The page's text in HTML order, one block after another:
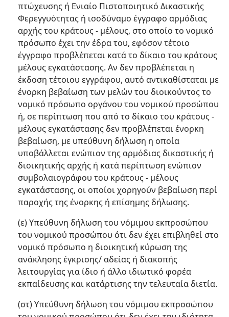
πτώχευσης ή Ενιαίο Πιστοποιητικό Δικαστικής
Φερεγγυότητας ή ισοδύναμο έγγραφο αρμόδιας
αρχής του κράτους - μέλους, στο οποίο το νομικό
πρόσωπο έχει την έδρα του, εφόσον τέτοιο
έγγραφο προβλέπεται κατά το δίκαιο του κράτους
μέλους εγκατάστασης. Αν δεν προβλέπεται η
έκδοση τέτοιου εγγράφου, αυτό αντικαθίσταται με
ένορκη βεβαίωση των μελών του διοικούντος το
νομικό πρόσωπο οργάνου του νομικού προσώπου
ή, σε περίπτωση που από το δίκαιο του κράτους -
μέλους εγκατάστασης δεν προβλέπεται ένορκη
βεβαίωση, με υπεύθυνη δήλωση η οποία
υποβάλλεται ενώπιον της αρμόδιας δικαστικής ή
διοικητικής αρχής ή κατά περίπτωση ενώπιον
συμβολαιογράφου του κράτους - μέλους
εγκατάστασης, οι οποίοι χορηγούν βεβαίωση περί
παροχής της ένορκης ή επίσημης δήλωσης.
(ε) Υπεύθυνη δήλωση του νόμιμου εκπροσώπου
του νομικού προσώπου ότι δεν έχει επιβληθεί στο
νομικό πρόσωπο η διοικητική κύρωση της
ανάκλησης έγκρισης/ αδείας ή διακοπής
λειτουργίας για ίδιο ή άλλο ιδιωτικό φορέα
εκπαίδευσης και κατάρτισης την τελευταία διετία.
(στ) Υπεύθυνη δήλωση του νόμιμου εκπροσώπου